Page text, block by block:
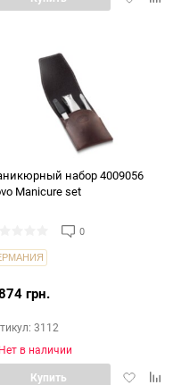
набор 4009056
Manicure set
0
грн.
3112
Нет в наличии
Купить